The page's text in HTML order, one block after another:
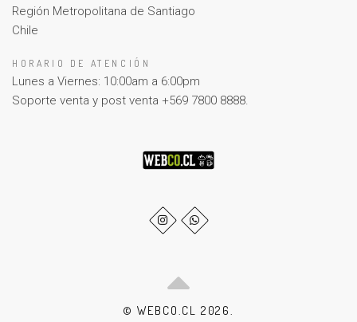
Región Metropolitana de Santiago
Chile
HORARIO DE ATENCIÓN
Lunes a Viernes: 10:00am a 6:00pm
Soporte venta y post venta +569 7800 8888.
© WEBCO.CL 2026.